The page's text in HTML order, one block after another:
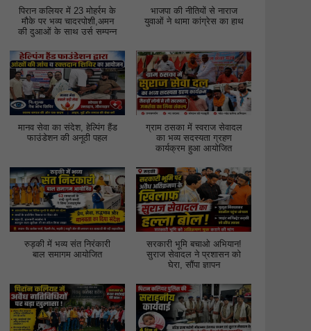
पिरान कलियर में 23 मोहर्रम के
मौके पर भव्य चादरपोशी,अमन
की दुआओं के साथ उर्स सम्पन्न
भाजपा की नीतियों से नाराज
युवाओं ने थामा कांग्रेस का हाथ
मानव सेवा का संदेश, हेल्पिंग हैंड
फाउंडेशन की अनूठी पहल
ग्राम ठसका में स्वराज सेवादल
का भव्य सदस्यता ग्रहण
कार्यक्रम हुआ आयोजित
रुड़की में भव्य संत निरंकारी
बाल समागम आयोजित
सरकारी भूमि बचाओ अभियान!
सुराज सेवादल ने प्रशासन को
घेरा, सौंपा ज्ञापन